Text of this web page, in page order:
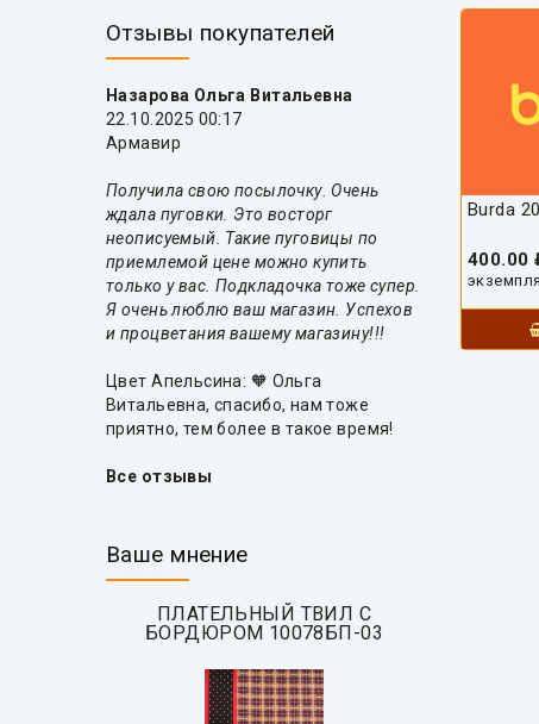
Burda
400.00
Отзывы покупателей
Назарова Ольга Витальевна
22.10.2025 00:17
Армавир
Получила свою посылочку. Очень
ждала пуговки. Это восторг
неописуемый. Такие пуговицы по
приемлемой цене можно купить
только у вас. Подкладочка тоже супер.
Я очень люблю ваш магазин. Успехов
и процветания вашему магазину!!!
Цвет Апельсина: 🧡 Ольга
Витальевна, спасибо, нам тоже
приятно, тем более в такое время!
Все отзывы
Ваше мнение
ПЛАТЕЛЬНЫЙ ТВИЛ С
БОРДЮРОМ 10078БП-03